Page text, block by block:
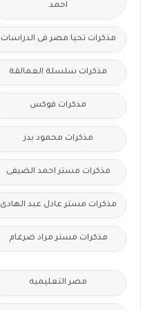
احمد
مذكرات تحيا مصر فى الدراسات
مذكرات سلسلة العمالقة
مذكرات فوكس
مذكرات محمود بدر
مذكرات مستر احمد الضيفى
مذكرات مستر عادل عبد الهادى
مذكرات مستر مراد ضرغام
مصر التعليميه